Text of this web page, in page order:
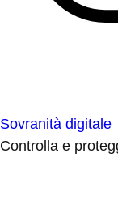
Sovranità digitale
Controlla e